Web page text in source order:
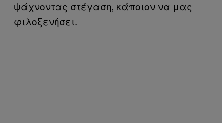
ψάχνοντας στέγαση, κάποιον να μας
φιλοξενήσει.